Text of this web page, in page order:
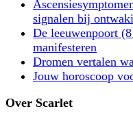
signalen bij
De leeuwenpoort
manifesteren
Dromen vertalen
Jouw horoscoop
Over Scarlet